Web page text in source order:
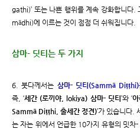
gathi)’ 또는 나쁜 행위를 계속 강화합니다
mādhi)에 이르는 것이 점점 더 쉬워집니다.
삼마- 딧티는 두 가지
6. 붓다께서는 삼마- 딧티(Sammā Diṭṭhi)
즉, ‘세간 (로끼야, lokiya) 삼마- 딧티 ’와 ‘
Sammā Diṭṭhi, 출세간 정견)’가 있습니다.
는 자는 위에서 언급한 10가지 유형의 밋차